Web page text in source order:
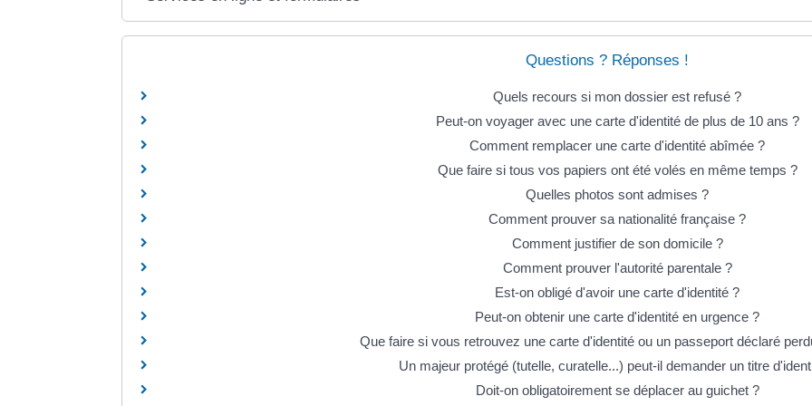
Questions ? Réponses !
Quels recours si mon dossier est refusé ?
Peut-on voyager avec une carte d'identité de plus de 10 ans ?
Comment remplacer une carte d'identité abîmée ?
Que faire si tous vos papiers ont été volés en même temps ?
Quelles photos sont admises ?
Comment prouver sa nationalité française ?
Comment justifier de son domicile ?
Comment prouver l'autorité parentale ?
Est-on obligé d'avoir une carte d'identité ?
Peut-on obtenir une carte d'identité en urgence ?
Que faire si vous retrouvez une carte d'identité ou un passeport déclaré
Un majeur protégé (tutelle, curatelle...) peut-il demander un titre
Doit-on obligatoirement se déplacer au guichet ?